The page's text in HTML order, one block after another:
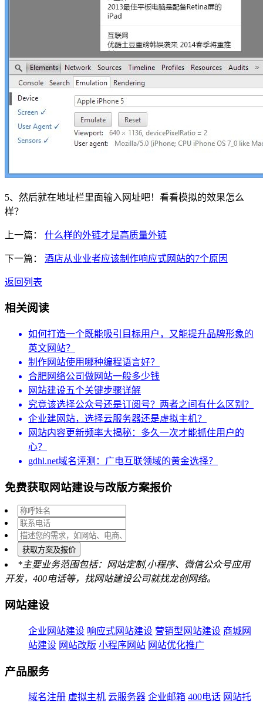
5、然后就在地址栏里面输入网址吧！看看模拟的效果怎么
样？
上一篇： 什么样的外链才是高质量外链
下一篇： 酒店从业业者应该制作响应式网站的7个原因
返回列表
相关阅读
如何打造一个既能吸引目标用户，又能提升品牌形象的
英文网站？
制作网站使用哪种编程语言好？
合肥网络公司做网站一般多少钱
网站建设五个关键步骤详解
究竟该选择公众号还是订阅号？两者之间有什么区别？
企业建网站，选择云服务器还是虚拟主机？
网站内容更新频率大揭秘：多久一次才能抓住用户的
心？
gdhl.net域名评测：广电互联领域的黄金选择？
免费获取网站建设与改版方案报价
获取方案及报价
*主要业务范围包括：网站定制,小程序、微信公众号应用
开发，400电话等，找网站建设公司就找龙创网络。
网站建设
企业网站建设 响应式网站建设 营销型网站建设 商城网
站建设 网站改版 小程序网站 网站优化推广
产品服务
域名注册 虚拟主机 云服务器 企业邮箱 400电话 网站托